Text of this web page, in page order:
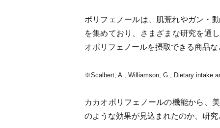
ポリフェノールは、肌荒れやガン・
を集めており、さまざまな研究を通
オポリフェノールを摂取できる商品な
※Scalbert, A.; Williamson, G., Dietary intake
カカオポリフェノールの機能から、
のような効果が見込まれたのか、研究